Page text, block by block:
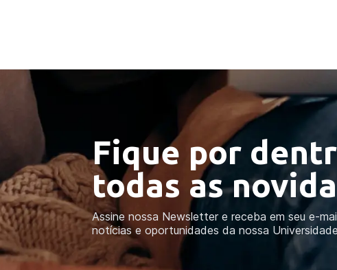
Fique por
todas as
Assine nossa Newsletter e receba em seu e-
notícias e oportunidades da nossa